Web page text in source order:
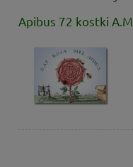
Apibus 72 kostki